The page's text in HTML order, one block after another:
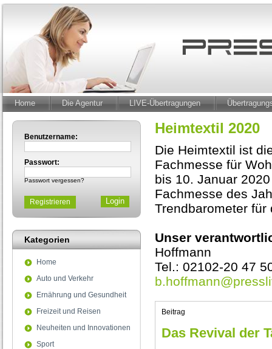
Home Die Agentur LIVE-Übertragungen
Benutzername:
Passwort:
Passwort vergessen?
Registrieren
Kategorien
Home
Auto und Verkehr
Ernährung und Gesundheit
Freizeit und Reisen
Neuheiten und Innovationen
Sport
Heimtextil 2020
Die Heimtextil ist
Fachmesse für
bis 10. Januar
Fachmesse des
Trendbarometer für
Unser
Hoffmann
Tel.: 02102-20 47
Beitrag
Das Revival der